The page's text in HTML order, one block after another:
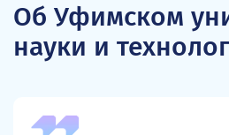
Об Уфимском
науки и